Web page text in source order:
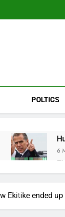
POLTICS
6
1
2
Ekitike ended